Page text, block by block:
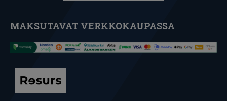
MAKSUTAVAT VERKKOKAUPASSA